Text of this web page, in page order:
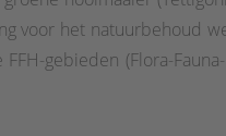
voor het natuurbehoud
gebieden (Flora-